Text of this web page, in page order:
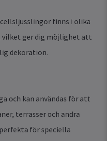
finns i olika
vilket ger dig möjlighet att
dekoration.
och kan användas för att
terrasser och andra
för speciella